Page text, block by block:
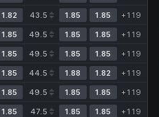
1.82 43.5 1.85 1.85
+119
1.85 49.5 1.85 1.85
+119
1.85 49.5 1.85 1.85
+119
1.85 44.5 1.88 1.82
+119
1.85 49.5 1.85 1.85
+119
1.85 47.5 1.85 1.85 +119